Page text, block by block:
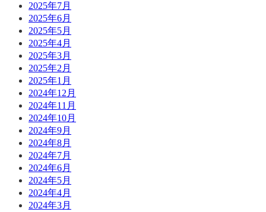
2025年7月
2025年6月
2025年5月
2025年4月
2025年3月
2025年2月
2025年1月
2024年12月
2024年11月
2024年10月
2024年9月
2024年8月
2024年7月
2024年6月
2024年5月
2024年4月
2024年3月